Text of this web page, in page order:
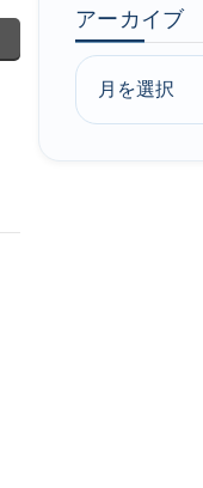
アーカイブ